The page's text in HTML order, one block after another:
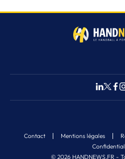
© 2026 HANDNEWS.FR -
Contact Mentions légales